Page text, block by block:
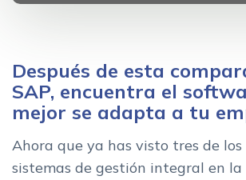
Después de esta
SAP, encuentra el
mejor se adapta a tu
Ahora que ya has visto tres de
sistemas de gestión integral en